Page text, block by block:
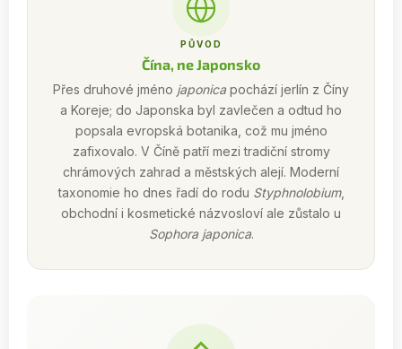
PŮVOD
Čína, ne Japonsko
Přes druhové jméno japonica pochází jerlín z Číny
a Koreje; do Japonska byl zavlečen a odtud ho
popsala evropská botanika, což mu jméno
zafixovalo. V Číně patří mezi tradiční stromy
chrámových zahrad a městských alejí. Moderní
taxonomie ho dnes řadí do rodu Styphnolobium,
obchodní i kosmetické názvosloví ale zůstalo u
Sophora japonica.